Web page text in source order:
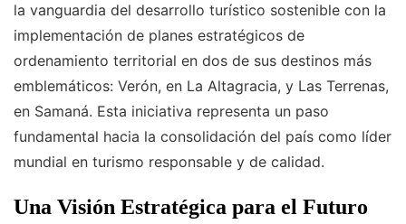
la vanguardia del desarrollo turístico sostenible con la
implementación de planes estratégicos de
ordenamiento territorial en dos de sus destinos más
emblemáticos: Verón, en La Altagracia, y Las Terrenas,
en Samaná. Esta iniciativa representa un paso
fundamental hacia la consolidación del país como líder
mundial en turismo responsable y de calidad.
Una Visión Estratégica para el Futuro